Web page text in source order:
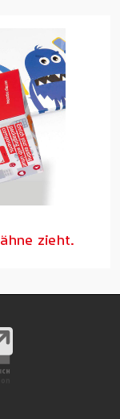
zieht.